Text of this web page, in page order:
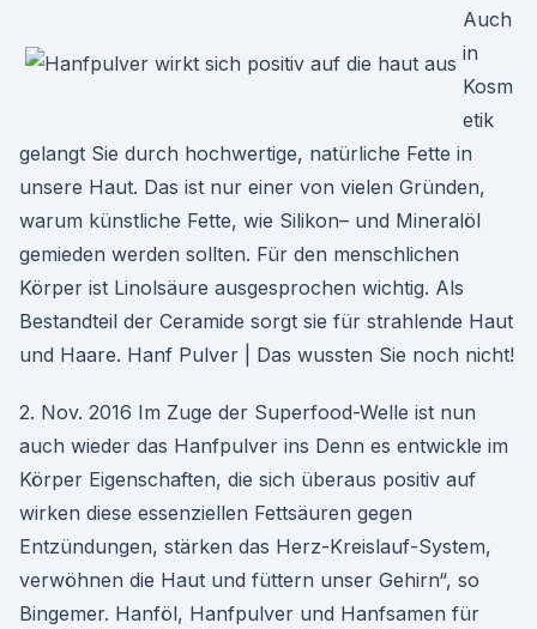
Auch
in
Kosm
etik
gelangt Sie durch hochwertige, natürliche Fette in
unsere Haut. Das ist nur einer von vielen Gründen,
warum künstliche Fette, wie Silikon– und Mineralöl
gemieden werden sollten. Für den menschlichen
Körper ist Linolsäure ausgesprochen wichtig. Als
Bestandteil der Ceramide sorgt sie für strahlende Haut
und Haare. Hanf Pulver | Das wussten Sie noch nicht!
2. Nov. 2016 Im Zuge der Superfood-Welle ist nun
auch wieder das Hanfpulver ins Denn es entwickle im
Körper Eigenschaften, die sich überaus positiv auf
wirken diese essenziellen Fettsäuren gegen
Entzündungen, stärken das Herz-Kreislauf-System,
verwöhnen die Haut und füttern unser Gehirn“, so
Bingemer. Hanföl, Hanfpulver und Hanfsamen für